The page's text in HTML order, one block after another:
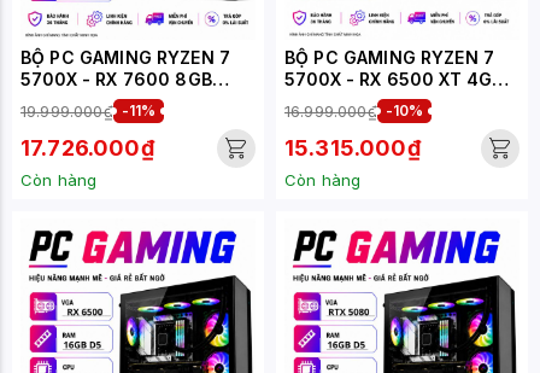
BỘ PC GAMING RYZEN 7
5700X - RX 7600 8GB
(XUEPC283-G)
19.999.000₫ -11%
17.726.000₫
Còn hàng
BỘ PC GAMING RYZEN 7
5700X - RX 6500 XT 4GB
(XUEPC282-G)
16.999.000₫ -10%
15.315.000₫
Còn hàng